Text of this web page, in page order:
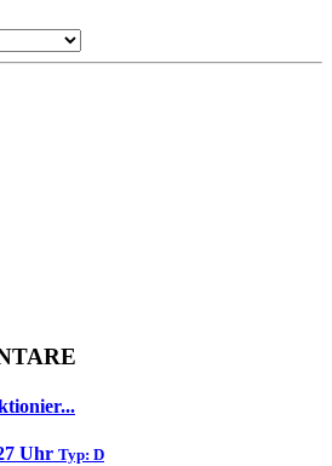
Uhr Typ: D